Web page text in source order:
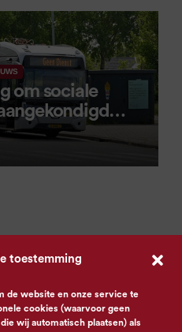
toestemming
de website en onze service te
cookies (waarvoor geen
wij automatisch plaatsen) als
om sociale